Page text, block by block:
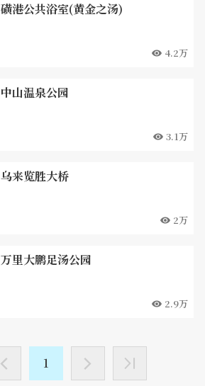
磺港公共浴室(黄金之汤)
4.2万
中山温泉公园
3.1万
乌来览胜大桥
2万
万里大鹏足汤公园
2.9万
1